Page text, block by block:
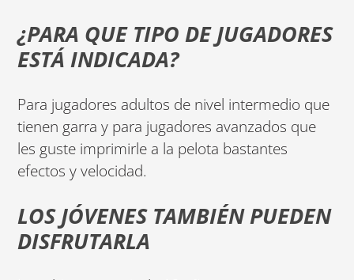
¿PARA QUE TIPO DE JUGADORES
ESTÁ INDICADA?
Para jugadores adultos de nivel intermedio que
tienen garra y para jugadores avanzados que
les guste imprimirle a la pelota bastantes
efectos y velocidad.
LOS JÓVENES TAMBIÉN PUEDEN
DISFRUTARLA